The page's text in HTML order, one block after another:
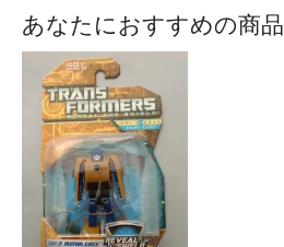
あなたにおすすめの商品